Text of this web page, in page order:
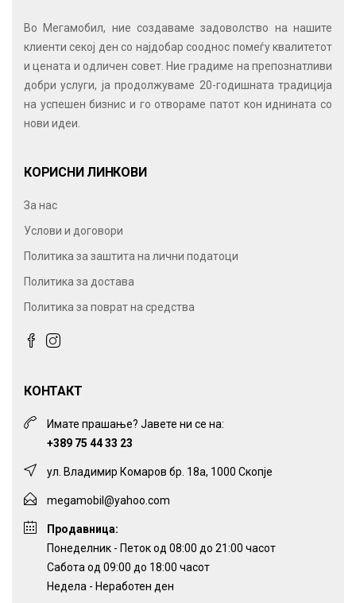
Во Мегамобил, ние создаваме задоволство на нашите
клиенти секој ден со најдобар сооднос помеѓу квалитетот
и цената и одличен совет. Ние градиме на препознатливи
добри услуги, ја продолжуваме 20-годишната традиција
на успешен бизнис и го отвораме патот кон иднината со
нови идеи.
КОРИСНИ ЛИНКОВИ
За нас
Услови и договори
Политика за заштита на лични податоци
Политика за достава
Политика за поврат на средства
КОНТАКТ
Имате прашање? Јавете ни се на:
+389 75 44 33 23
ул. Владимир Комаров бр. 18а, 1000 Скопје
megamobil@yahoo.com
Продавница:
Понеделник - Петок од 08:00 до 21:00 часот
Сабота од 09:00 до 18:00 часот
Недела - Неработен ден